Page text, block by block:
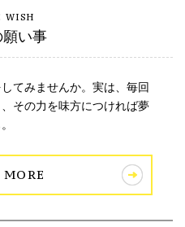
願い事
てみませんか。実は、毎回
その力を味方につければ夢